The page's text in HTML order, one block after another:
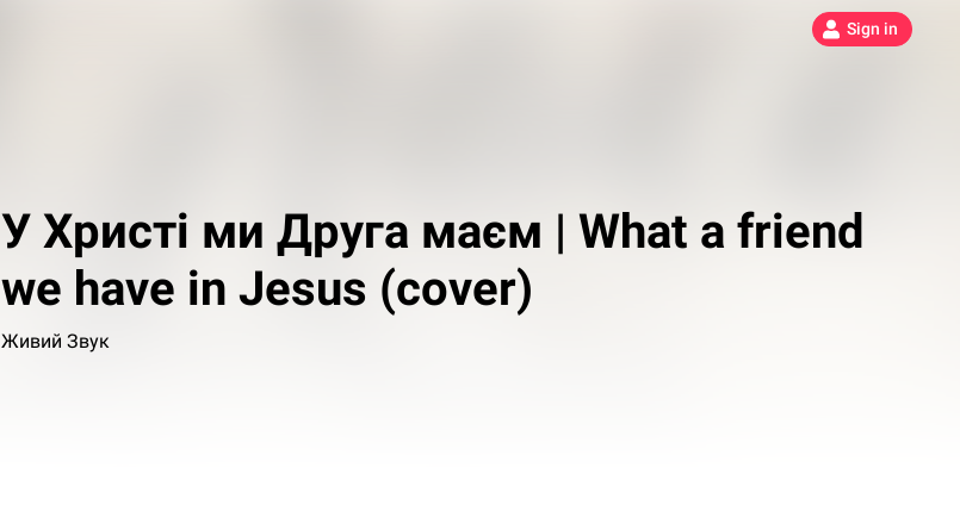
Sign in
У Христі ми Друга маєм | What a friend
we have in Jesus (cover)
Живий Звук